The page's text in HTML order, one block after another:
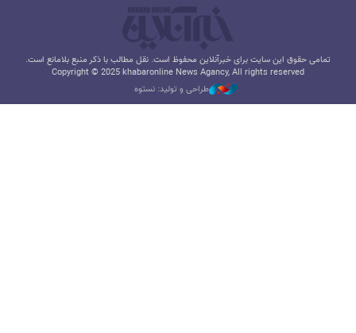
تمامی حقوق این سایت برای خبرآنلاین محفوظ است. نقل مطالب با ذکر منبع بلامانع است.
Copyright © 2025 khabaronline News Agancy, All rights reserved
طراحی و تولید: نستوه